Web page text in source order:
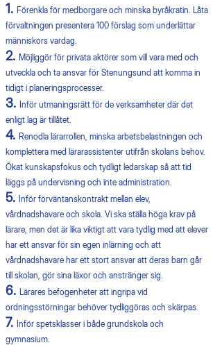
1. Förenkla för medborgare och minska byråkratin. Låta
förvaltningen presentera 100 förslag som underlättar
människors vardag.
2. Möjliggör för privata aktörer som vill vara med och
utveckla och ta ansvar för Stenungsund att komma in
tidigt i planeringsprocesser.
3. Inför utmaningsrätt för de verksamheter där det
enligt lag är tillåtet.
4. Renodla lärarrollen, minska arbetsbelastningen och
komplettera med lärarassistenter utifrån skolans behov.
Ökat kunskapsfokus och tydligt ledarskap så att tid
läggs på undervisning och inte administration.
5. Inför förväntanskontrakt mellan elev,
vårdnadshavare och skola. Vi ska ställa höga krav på
lärare, men det är lika viktigt att vara tydlig med att elever
har ett ansvar för sin egen inlärning och att
vårdnadshavare har ett stort ansvar att deras barn går
till skolan, gör sina läxor och anstränger sig.
6. Lärares befogenheter att ingripa vid
ordningsstörningar behöver tydliggöras och skärpas.
7. Inför spetsklasser i både grundskola och
gymnasium.